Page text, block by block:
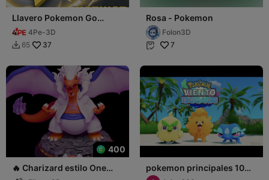
Llavero Pokemon Go
Instinct4Pe-3D
 65 37
Rosa - Pokemon
Folon3D
 7
400
🔥 Charizard estilo One
Piece - Figura 3D
pokemon principales 10
Gen